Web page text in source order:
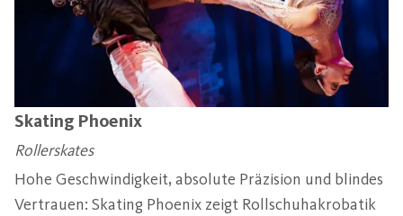
Skating Phoenix
Rollerskates
Hohe Geschwindigkeit, absolute Präzision und blindes
Vertrauen: Skating Phoenix zeigt Rollschuhakrobatik